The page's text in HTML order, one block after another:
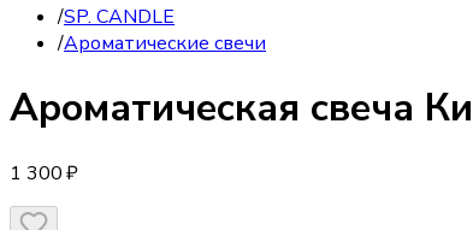
/SP. CANDLE
/Ароматические свечи
Ароматическая свеча
1 300 ₽